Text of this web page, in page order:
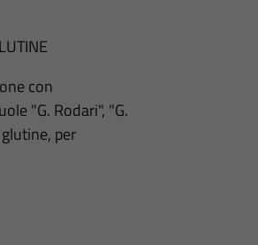
con
"G. Rodari", "G.
per